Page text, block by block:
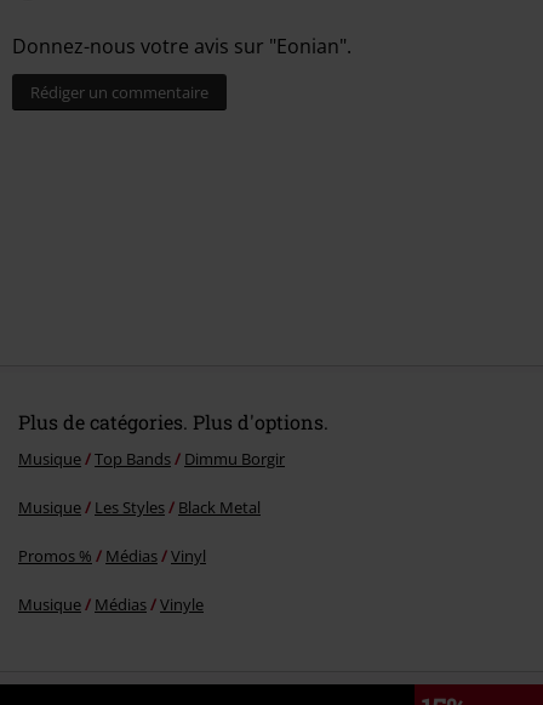
Donnez-nous votre avis sur "Eonian".
Rédiger un commentaire
Plus de catégories. Plus d'options.
Musique Top Bands Dimmu Borgir
Musique Les Styles Black Metal
Promos % Médias Vinyl
Musique Médias Vinyle